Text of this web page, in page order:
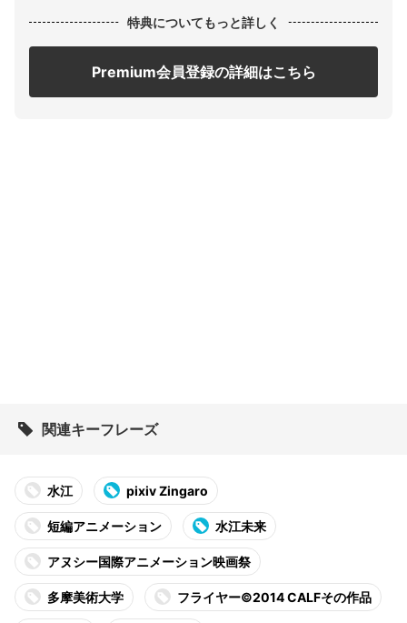
特典についてもっと詳しく
Premium会員登録の詳細はこちら
関連キーフレーズ
水江 pixiv Zingaro
短編アニメーション 水江未来
アヌシー国際アニメーション映画祭
多摩美術大学 フライヤー©2014 CALFその作品